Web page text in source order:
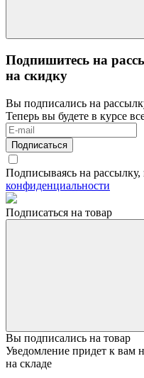
Подпишитесь на
на скидку
Вы подписались на
Теперь вы будете в курсе
Подписаться
Подписываясь на рассылку,
конфиденциальности
Подписаться на товар
Вы подписались на товар
Уведомление придет к вам
на складе